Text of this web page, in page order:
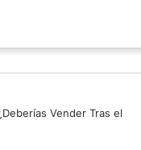
Vender Tras el